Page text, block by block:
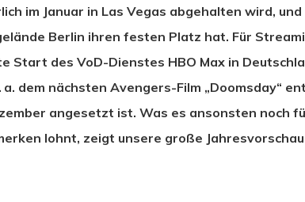
im Januar in Las Vegas abgehalten wird,
Berlin ihren festen Platz hat. Für
Start des VoD-Dienstes HBO Max in
a. dem nächsten Avengers-Film „Doomsday“
angesetzt ist. Was es ansonsten noch
lohnt, zeigt unsere große